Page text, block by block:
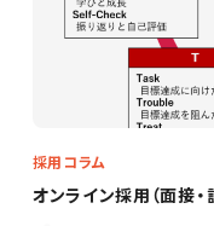
オンライン採用（面接
採用コラム